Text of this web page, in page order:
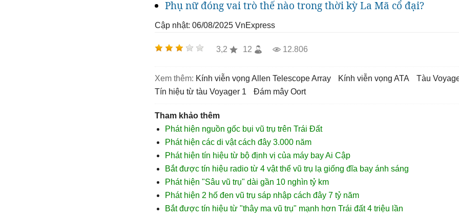
Phụ nữ đóng vai trò thế nào trong thời kỳ La Mã cổ đại?
Cập nhật: 06/08/2025 VnExpress
3,2 12 12.806
Xem thêm: Kính viễn vọng Allen Telescope Array kính viễn vọng ATA
tàu
tín hiệu từ tàu Voyager 1
Đám mây Oort
Tham khảo thêm
Phát hiện nguồn gốc bụi vũ trụ trên Trái Đất
Phát hiện các di vật cách đây 3.000 năm
Phát hiện tín hiệu từ bộ định vị của máy bay Ai Cập
Bắt được tín hiệu radio từ 4 vật thể vũ trụ lạ giống đĩa bay ánh sáng
Phát hiện "Sâu vũ trụ" dài gần 10 nghìn tỷ km
Phát hiện 2 hố đen vũ trụ sáp nhập cách đây 7 tỷ năm
Bắt được tín hiệu từ "thây ma vũ trụ" mạnh hơn Trái đất 4 triệu lần